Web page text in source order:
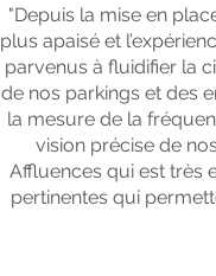
"Depuis la mise en
plus apaisé et
parvenus à fluidifier la
de nos parkings et des
la mesure de la
vision précise de
Affluences qui est très
pertinentes qui